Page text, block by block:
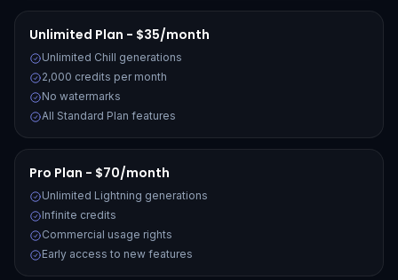
Unlimited Plan - $35/month
Unlimited Chill generations
2,000 credits per month
No watermarks
All Standard Plan features
Pro Plan - $70/month
Unlimited Lightning generations
Infinite credits
Commercial usage rights
Early access to new features